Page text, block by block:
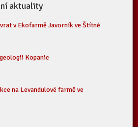
aktuality
v Ekofarmě Javorník ve Štítné
Kopanic
na Levandulové farmě ve